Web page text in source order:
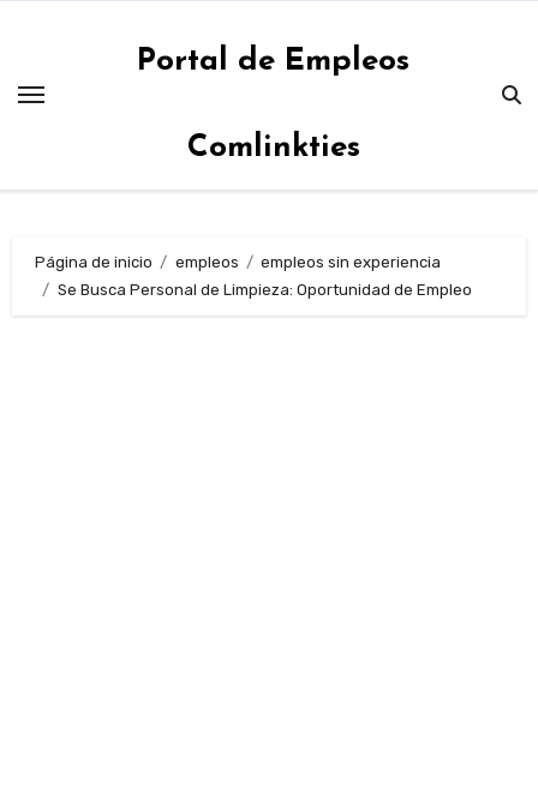
contenido
Portal de Empleos
Comlinkties
Página de inicio empleos
empleos sin experiencia
Se Busca Personal de Limpieza: Oportunidad de Empleo